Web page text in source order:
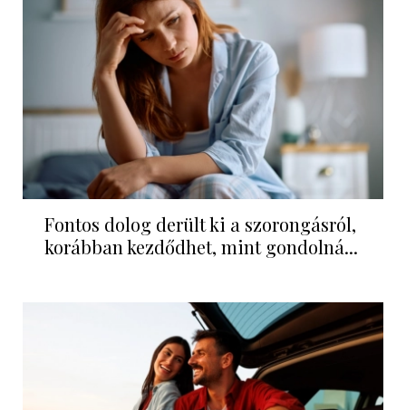
Fontos dolog derült ki a szorongásról,
korábban kezdődhet, mint gondolná...